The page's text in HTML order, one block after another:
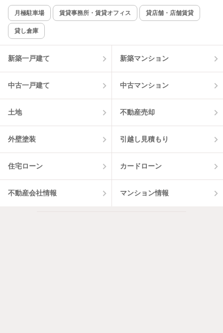
新着のみ インターネット無料
該当件数:
物件一覧に反映
月極駐車場 賃貸事務所・賃貸オフィス 貸店舗・店舗賃貸
貸し倉庫
新築一戸建て 新築マンション
中古一戸建て 中古マンション
土地 不動産売却
外壁塗装 引越し見積もり
住宅ローン カードローン
不動産会社情報 マンション情報